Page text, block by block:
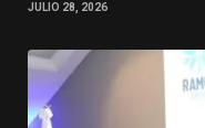
JULIO 28, 2026